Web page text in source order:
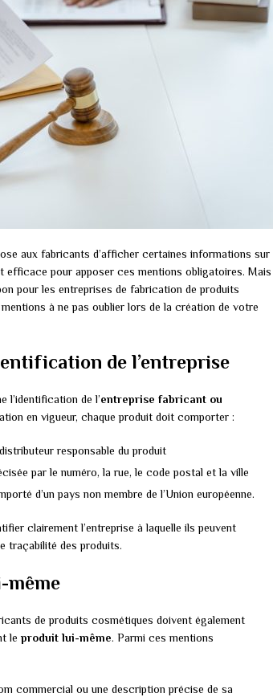
aux fabricants d’afficher certaines informations sur
pour apposer ces mentions obligatoires. Mais
pour les entreprises de fabrication de produits
à ne pas oublier lors de la création de votre
de l’entreprise
l’identification de l’entreprise fabricant ou
en vigueur, chaque produit doit comporter :
responsable du produit
par le numéro, la rue, le code postal et la ville
d’un pays non membre de l’Union européenne.
clairement l’entreprise à laquelle ils peuvent
traçabilité des produits.
même
de produits cosmétiques doivent également
le produit lui-même. Parmi ces mentions
commercial ou une description précise de sa